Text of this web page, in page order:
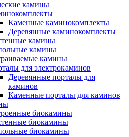
камины
Каменные каминокомплекты
Деревянные каминокомплекты
камины
камины
камины
для электрокаминов
Деревянные порталы для
каминов
Каменные порталы для каминов
биокамины
биокамины
биокамины